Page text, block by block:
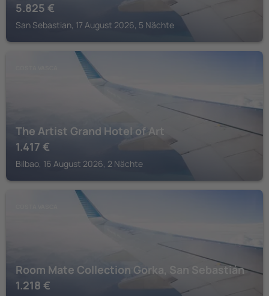
5.825 €
San Sebastian, 17 August 2026, 5 Nächte
The Artist Grand Hotel of Art
1.417 €
Bilbao, 16 August 2026, 2 Nächte
Room Mate Collection Gorka, San Sebastián
1.218 €